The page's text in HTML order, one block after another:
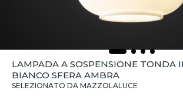
LAMPADA A SOSPENSIONE TONDA
BIANCO SFERA AMBRA
SELEZIONATO DA MAZZOLALUCE